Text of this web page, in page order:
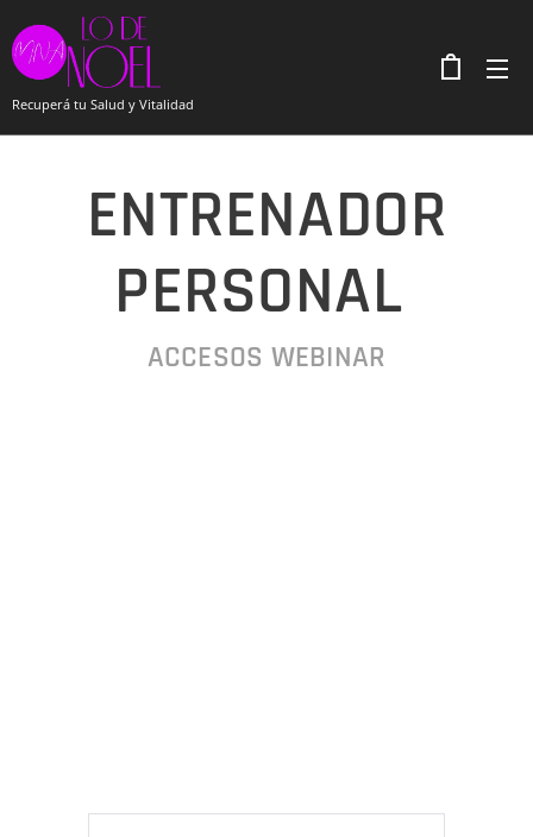
Recuperá tu Salud y Vitalidad
ENTRENADOR
PERSONAL
ACCESOS WEBINAR